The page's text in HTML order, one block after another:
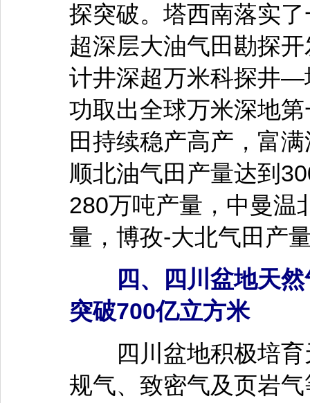
探突破。塔西南落实
超深层大油气田勘探
计井深超万米科探井—
功取出全球万米深地
田持续稳产高产，富
顺北油气田产量达到
280万吨产量，中曼温
量，博孜-大北气田产
四、四川盆地天然
突破700亿立方米
四川盆地积极培育
规气、致密气及页岩